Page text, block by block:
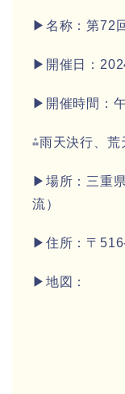
▶名称：第72
▶開催日：
▶開催時間：
⁂雨天決行、荒
▶場所：三重
流）
▶住所：〒
▶地図：